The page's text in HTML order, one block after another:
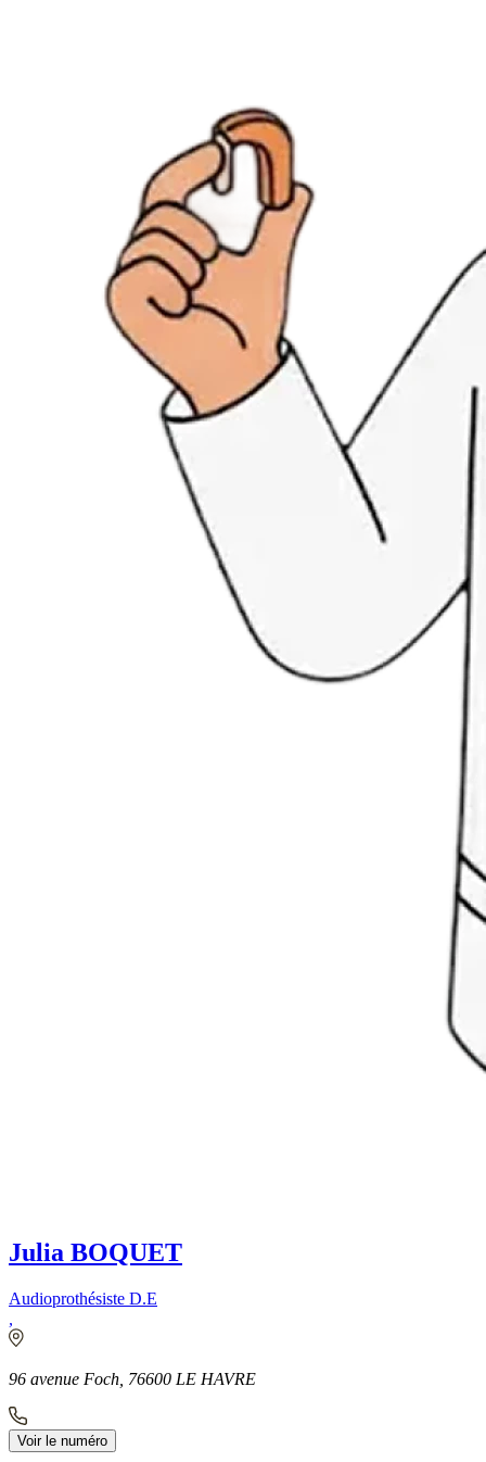
Julia BOQUET
Audioprothésiste D.E
96 avenue Foch, 76600 LE HAVRE
Voir le numéro